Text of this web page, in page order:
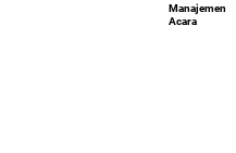
Manajemen
Acara